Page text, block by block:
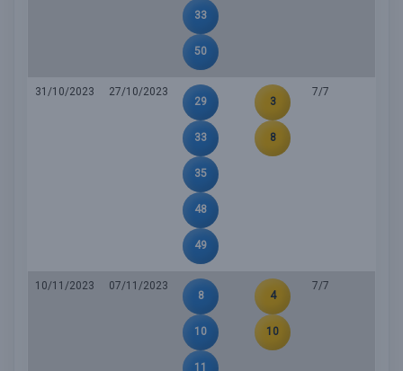
33
50
31/10/2023
27/10/2023
29
33
35
48
49
3
8
7/7
10/11/2023
07/11/2023
8
10
11
4
10
7/7